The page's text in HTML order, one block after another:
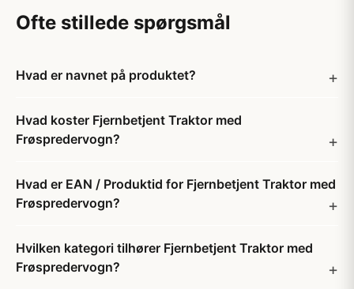
Ofte stillede spørgsmål
Hvad er navnet på produktet?
Hvad koster Fjernbetjent Traktor med
Frøspredervogn?
Hvad er EAN / Produktid for Fjernbetjent Traktor med
Frøspredervogn?
Hvilken kategori tilhører Fjernbetjent Traktor med
Frøspredervogn?